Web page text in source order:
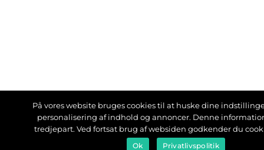
På vores website bruges cookies til at huske dine
personalisering af indhold og annoncer. Denne
tredjepart. Ved fortsat brug af websiden godkender du
Ok Privatlivspolitik